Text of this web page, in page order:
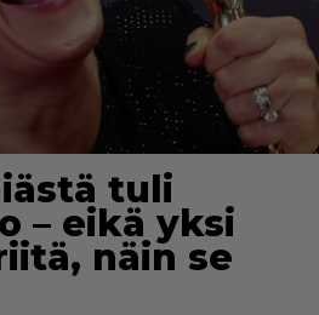
tuli
– eikä yksi
näin se